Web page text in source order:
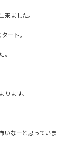
ました。
ート。
ます、
いなーと思っていま